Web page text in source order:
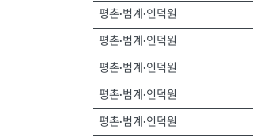
평촌·범계·인덕원
평촌·범계·인덕원
평촌·범계·인덕원
평촌·범계·인덕원
평촌·범계·인덕원